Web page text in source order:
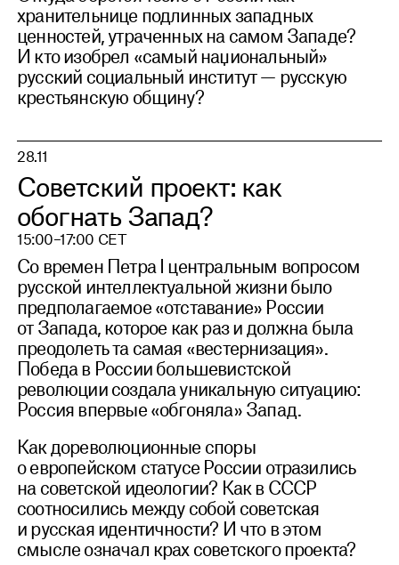
хранительнице подлинных западных
ценностей, утраченных на самом Западе?
И кто изобрел «самый наџиональный»
русский социальный институт — русскую
крестьянскую общину?
28.11
Советский проект: как
обогнать Запад?
15:00–17:00 CET
Со времен Петра I центральным вопросом
русской интеллектуальной жизни было
предполагаемое «отставание» России
от Запада, которое как раз и должна была
преодолеть та самая «вестернизация».
Победа в России большевистской
революции создала уникальную ситуацию:
Россия впервые «обгоняла» Запад.
Как дореволюционные споры
о европейском статусе России отразились
на советской идеологии? Как в СССР
соотносились между собой советская
и русская идентичности? И что в этом
смысле означал крах советского проекта?